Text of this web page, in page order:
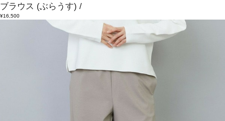
ブラウス (ぶらうす) /
¥16,500